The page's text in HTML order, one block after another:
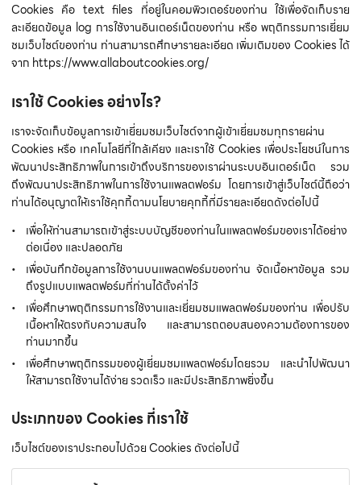
Cookies คือ text files ที่อยู่ในคอมพิวเตอร์ของท่าน ใช้เพื่อจัดเก็บราย
ละเอียดข้อมูล log การใช้งานอินเตอร์เน็ตของท่าน หรือ พฤติกรรมการเยี่ยม
ชมเว็บไซต์ของท่าน ท่านสามารถศึกษารายละเอียด เพิ่มเติมของ Cookies ได้
จาก https://www.allaboutcookies.org/
เราใช้ Cookies อย่างไร?
เราจะจัดเก็บข้อมูลการเข้าเยี่ยมชมเว็บไซต์จากผู้เข้าเยี่ยมชมทุกรายผ่าน
Cookies หรือ เทคโนโลยีที่ใกล้เคียง และเราใช้ Cookies เพื่อประโยชน์ในการ
พัฒนาประสิทธิภาพในการเข้าถึงบริการของเราผ่านระบบอินเตอร์เน็ต รวม
ถึงพัฒนาประสิทธิภาพในการใช้งานแพลตฟอร์ม โดยการเข้าสู่เว็บไซต์นี้ถือว่า
ท่านได้อนุญาตให้เราใช้คุกกี้ตามนโยบายคุกกี้ที่มีรายละเอียดดังต่อไปนี้
เพื่อให้ท่านสามารถเข้าสู่ระบบบัญชีของท่านในแพลตฟอร์มของเราได้อย่าง
ต่อเนื่อง และปลอดภัย
เพื่อบันทึกข้อมูลการใช้งานบนแพลตฟอร์มของท่าน จัดเนื้อหาข้อมูล รวม
ถึงรูปแบบแพลตฟอร์มที่ท่านได้ตั้งค่าไว้
เพื่อศึกษาพฤติกรรมการใช้งานและเยี่ยมชมแพลตฟอร์มของท่าน เพื่อปรับ
เนื้อหาให้ตรงกับความสนใจ และสามารถตอบสนองความต้องการของ
ท่านมากขึ้น
เพื่อศึกษาพฤติกรรมของผู้เยี่ยมชมแพลตฟอร์มโดยรวม และนำไปพัฒนา
ให้สามารถใช้งานได้ง่าย รวดเร็ว และมีประสิทธิภาพยิ่งขึ้น
ประเภทของ Cookies ที่เราใช้
เว็บไซต์ของเราประกอบไปด้วย Cookies ดังต่อไปนี้